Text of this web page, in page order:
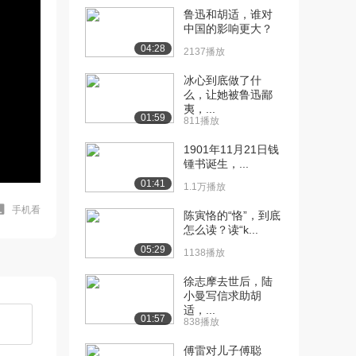
手机看
04:28
鲁迅和胡适，谁对
中国的影响更大？
2137播放
01:59
冰心到底做了什
么，让她被鲁迅鄙
夷，...
811播放
01:41
1901年11月21日钱
锺书诞生，...
1.1万播放
05:29
陈寅恪的“恪”，到底
怎么读？读“k...
1138播放
01:57
徐志摩去世后，陆
小曼写信求助胡
适，...
838播放
傅雷对儿子傅聪